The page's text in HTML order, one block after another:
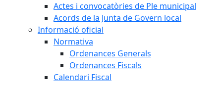
Actes i convocatòries de Ple municipal
Acords de la Junta de Govern local
Informació oficial
Normativa
Ordenances Generals
Ordenances Fiscals
Calendari Fiscal